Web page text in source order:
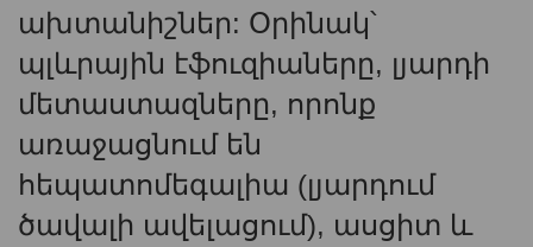
ախտանիշներ: Օրինակ՝
պլևրային էֆուզիաները, լյարդի
մետաստազները, որոնք
առաջացնում են
հեպատոմեգալիա (լյարդում
ծավալի ավելացում), ասցիտ և